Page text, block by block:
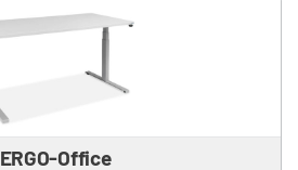
ERGO-Office